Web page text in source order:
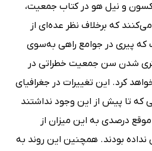
و نیل هو در کتاب جمعیت،
که برخلاف نظر عده‌ای از
که پیری در جوامع راهی به‌سوی
شدن سن جمعیت خطراتی در
کرد. این تغییرات در جغرافیای
تا پیش‌ از این وجود نداشتند
درصدی به این میزان از
بودند. همچنین این روند به